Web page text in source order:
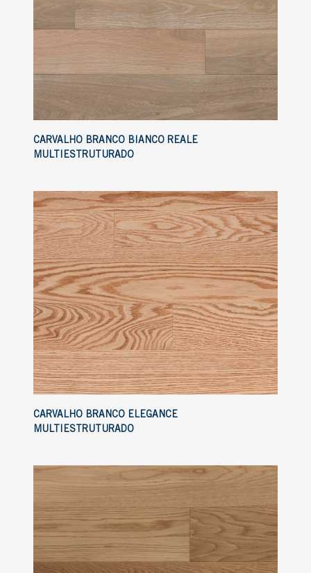
CARVALHO BRANCO BIANCO REALE
MULTIESTRUTURADO
CARVALHO BRANCO ELEGANCE
MULTIESTRUTURADO